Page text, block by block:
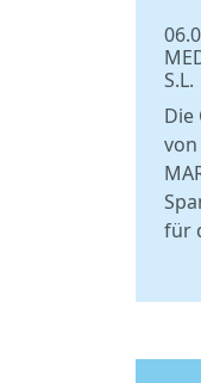
S.L.
Die
von
für